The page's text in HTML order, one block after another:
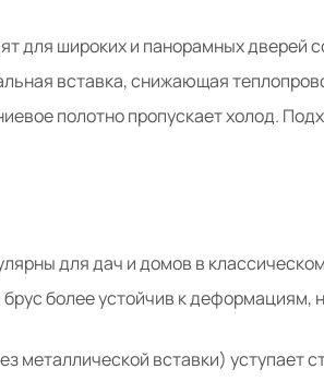
для широких и панорамных дверей
вставка, снижающая
полотно пропускает холод.
для дач и домов в
более устойчив к деформациям,
металлической вставки) уступает